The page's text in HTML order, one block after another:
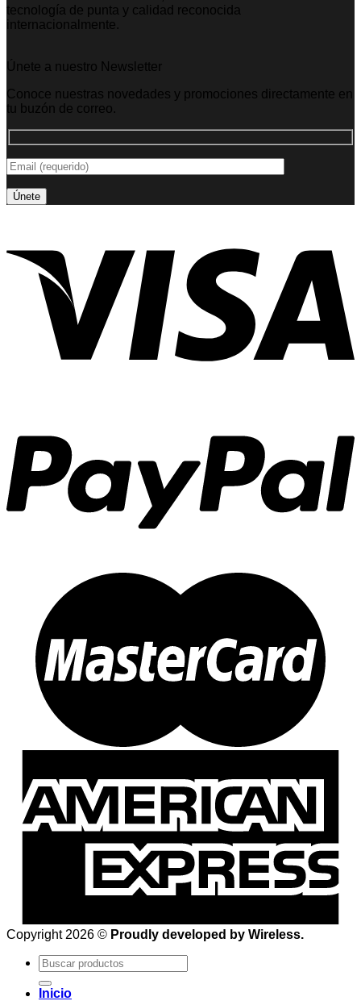
tecnología de punta y calidad reconocida
internacionalmente.
Únete a nuestro Newsletter
Conoce nuestras novedades y promociones directamente en
tu buzón de correo.
Copyright 2026 © Proudly developed by Wireless.
Buscar
por:
Inicio